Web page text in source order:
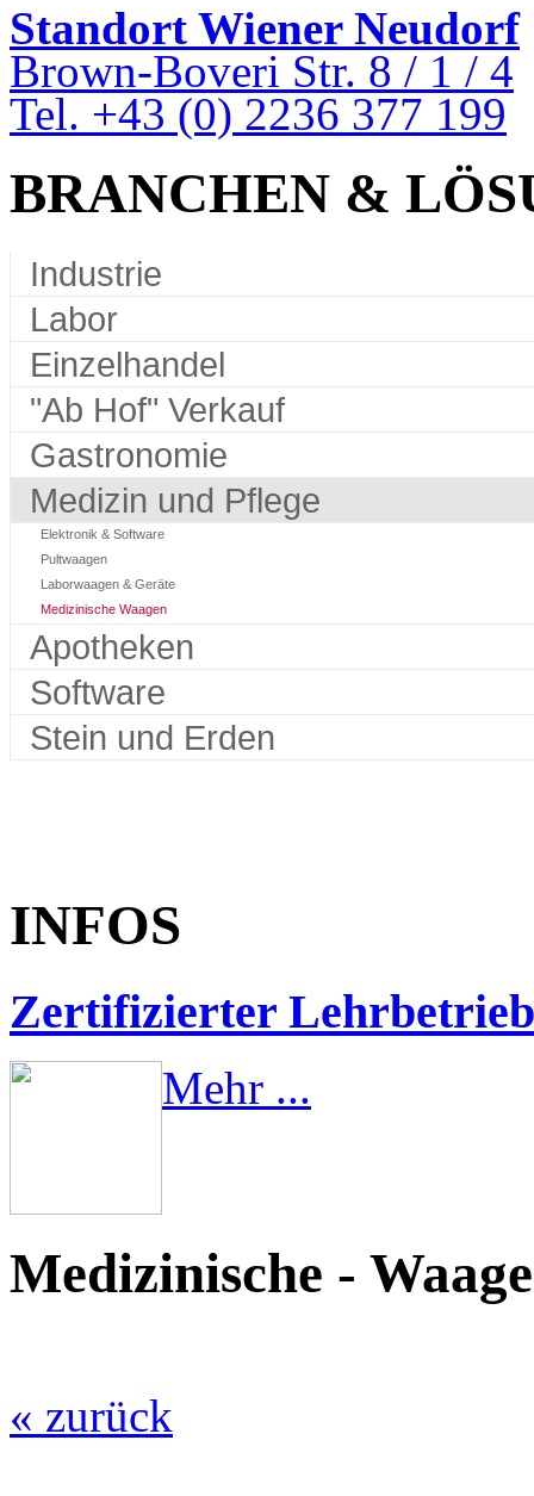
Standort Wiener Neudorf
Brown-Boveri Str. 8 / 1 / 4
Tel. +43 (0) 2236 377 199
BRANCHEN &
Industrie
Labor
Einzelhandel
"Ab Hof" Verkauf
Gastronomie
Medizin und Pflege
Elektronik & Software
Pultwaagen
Laborwaagen & Geräte
Medizinische Waagen
Apotheken
Software
Stein und Erden
INFOS
Zertifizierter Lehrbetrieb
Mehr ...
Medizinische -
« zurück